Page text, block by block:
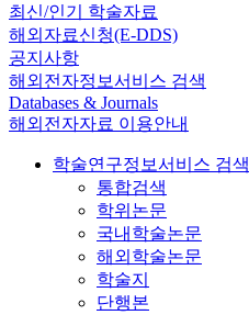
최신/인기 학술자료
해외자료신청(E-DDS)
공지사항
해외전자정보서비스 검색
Databases & Journals
해외전자자료 이용안내
학술연구정보서비스 검색
통합검색
학위논문
국내학술논문
해외학술논문
학술지
단행본